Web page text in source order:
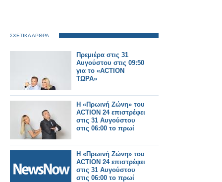
ΣΧΕΤΙΚΑ ΑΡΘΡΑ
Πρεμιέρα στις 31
Αυγούστου στις 09:50
για το «ACTION
ΤΩΡΑ»
Η «Πρωινή Ζώνη» του
ACTION 24 επιστρέφει
στις 31 Αυγούστου
στις 06:00 το πρωί
Η «Πρωινή Ζώνη» του
ACTION 24 επιστρέφει
στις 31 Αυγούστου
στις 06:00 το πρωί